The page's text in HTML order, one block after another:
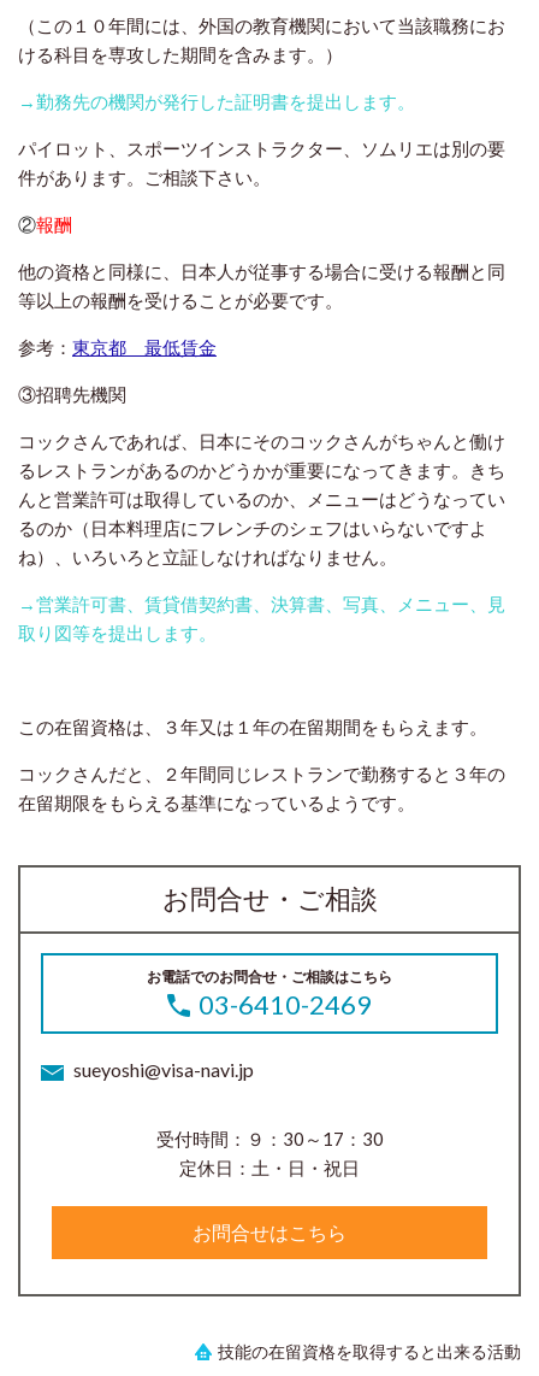
（この１０年間には、外国の教育機関において当該職務にお
ける科目を専攻した期間を含みます。）
→勤務先の機関が発行した証明書を提出します。
パイロット、スポーツインストラクター、ソムリエは別の要
件があります。ご相談下さい。
②報酬
他の資格と同様に、日本人が従事する場合に受ける報酬と同
等以上の報酬を受けることが必要です。
参考： 東京都 最低賃金
③招聘先機関
コックさんであれば、日本にそのコックさんがちゃんと働け
るレストランがあるのかどうかが重要になってきます。きち
んと営業許可は取得しているのか、メニューはどうなってい
るのか（日本料理店にフレンチのシェフはいらないですよ
ね）、いろいろと立証しなければなりません。
→営業許可書、賃貸借契約書、決算書、写真、メニュー、見
取り図等を提出します。
この在留資格は、３年又は１年の在留期間をもらえます。
コックさんだと、２年間同じレストランで勤務すると３年の
在留期限をもらえる基準になっているようです。
お問合せ・ご相談
お電話でのお問合せ・ご相談はこちら
03-6410-2469
sueyoshi@visa-navi.jp
受付時間：９：30～17：30
定休日：土・日・祝日
お問合せはこちら
技能の在留資格を取得すると出来る活動